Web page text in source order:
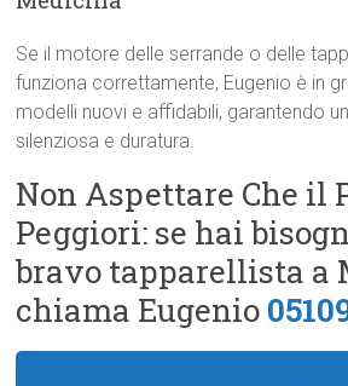
Se il motore delle serrande o delle
funziona correttamente, Eugenio è in
modelli nuovi e affidabili, garantendo
silenziosa e duratura.
Non Aspettare Che il
Peggiori: se hai
bravo tapparellista a
chiama Eugenio